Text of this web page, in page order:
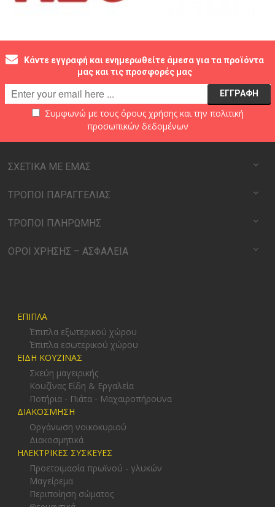
Κάντε εγγραφή και ενημερωθείτε άμεσα για τα προϊόντα
μας και τις προσφορές μας
Συμφωνώ με τους όρους χρήσηςκαι την πολιτική
προσωπικών δεδομένων
ΣΧΕΤΙΚΑ ΜΕ ΕΜΑΣ
ΤΡΟΠΟΙ ΠΑΡΑΓΓΕΛΙΑΣ
ΤΡΟΠΟΙ ΠΛΗΡΩΜΗΣ
ΟΡΟΙ ΧΡΗΣΗΣ – ΑΣΦΑΛΕΙΑ
ΕΠΙΠΛΑ
Έπιπλα εξωτερικού χώρου
Έπιπλα εσωτερικού χώρου
ΕΙΔΗ ΚΟΥΖΙΝΑΣ
Σκεύη μαγειρικής
Κουζίνας Είδη & Εργαλεία
Ποτήρια - Πιάτα - Μαχαιροπήρουνα
ΔΙΑΚΟΣΜΗΣΗ
Οργάνωση νοικοκυριού
Διακοσμητικά
ΗΛΕΚΤΡΙΚΕΣ ΣΥΣΚΕΥΕΣ
Προετοιμασία πρωϊνού - γλυκών
Μαγείρεμα
Περιποίηση σώματος